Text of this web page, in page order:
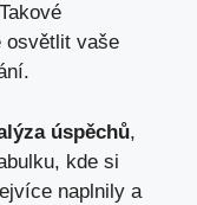
osvětlit vaše
úspěchů,
kde si
naplnily a